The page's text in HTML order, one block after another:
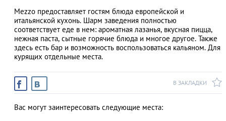
Mezzo предоставляет гостям блюда европейской и
итальянской кухонь. Шарм заведения полностью
соответствует еде в нем: ароматная лазанья, вкусная пицца,
нежная паста, сытные горячие блюда и многое другое. Также
здесь есть бар и возможность воспользоваться кальяном. Для
курящих отдельные места.
В ЗАКЛАДКИ
Вас могут заинтересовать следующие места: